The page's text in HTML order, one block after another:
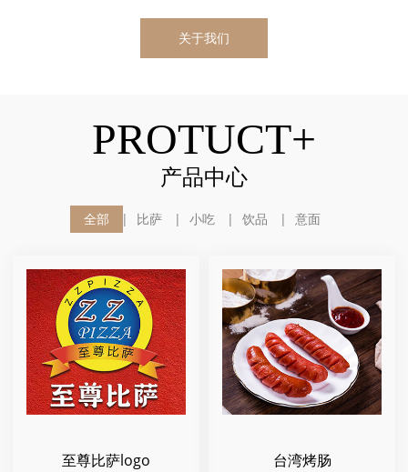
关于我们
PROTUCT+
产品中心
全部 比萨 小吃 饮品 意面
至尊比萨logo 台湾烤肠